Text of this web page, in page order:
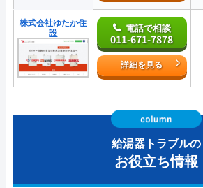
株式会社ゆたか住
設
電話で相談
011-671-7878
詳細を見る
給湯器トラブルの
お役立ち情報